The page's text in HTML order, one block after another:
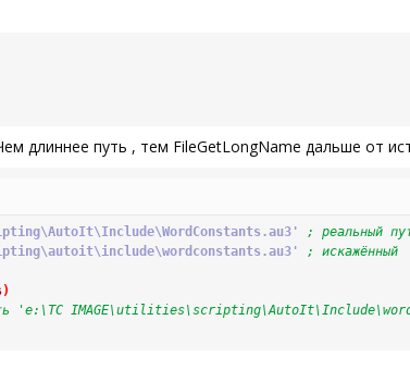
длиннее путь , тем FileGetLongName дальше от
; реальный
; искажённый
)
'e:\TC